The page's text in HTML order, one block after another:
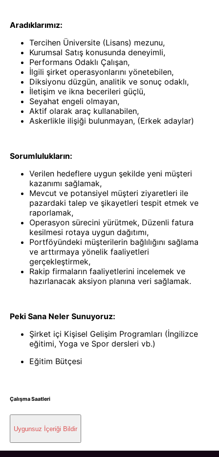
Aradıklarımız:
Tercihen Üniversite (Lisans) mezunu,
Kurumsal Satış konusunda deneyimli,
Performans Odaklı Çalışan,
İlgili şirket operasyonlarını yönetebilen,
Diksiyonu düzgün, analitik ve sonuç odaklı,
İletişim ve ikna becerileri güçlü,
Seyahat engeli olmayan,
Aktif olarak araç kullanabilen,
Askerlikle ilişiği bulunmayan, (Erkek adaylar)
Sorumlulukların:
Verilen hedeflere uygun şekilde yeni müşteri
kazanımı sağlamak,
Mevcut ve potansiyel müşteri ziyaretleri ile
pazardaki talep ve şikayetleri tespit etmek ve
raporlamak,
Operasyon sürecini yürütmek, Düzenli fatura
kesilmesi rotaya uygun dağıtımı,
Portföyündeki müşterilerin bağlılığını sağlama
ve arttırmaya yönelik faaliyetleri
gerçekleştirmek,
Rakip firmaların faaliyetlerini incelemek ve
hazırlanacak aksiyon planına veri sağlamak.
Peki Sana Neler Sunuyoruz:
Şirket içi Kişisel Gelişim Programları (İngilizce
eğitimi, Yoga ve Spor dersleri vb.)
Eğitim Bütçesi
Çalışma Saatleri
Uygunsuz İçeriği Bildir